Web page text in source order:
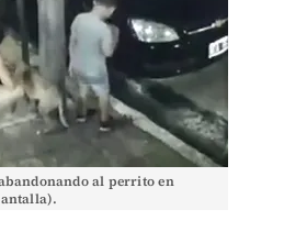
al perrito en